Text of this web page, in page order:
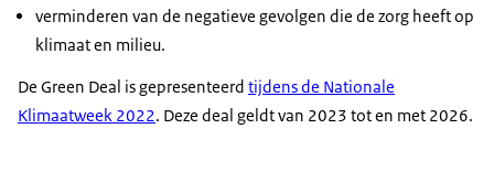
verminderen van de negatieve gevolgen die de zorg heeft op
klimaat en milieu.
De Green Deal is gepresenteerd tijdens de Nationale
Klimaatweek 2022. Deze deal geldt van 2023 tot en met 2026.